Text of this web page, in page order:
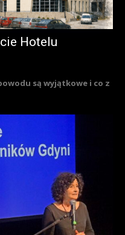
Hotelu
są wyjątkowe i co z